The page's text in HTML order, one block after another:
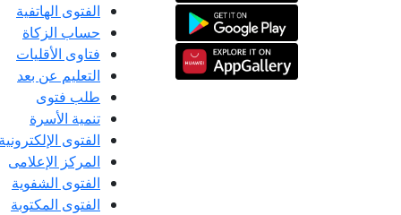
الفتوى الهاتفية
حساب الزكاة
فتاوى الأقليات
التعليم عن بعد
طلب فتوى
تنمية الأسرة
الفتوى الإلكترونية
المركز الإعلامى
الفتوى الشفوية
الفتوى المكتوبة